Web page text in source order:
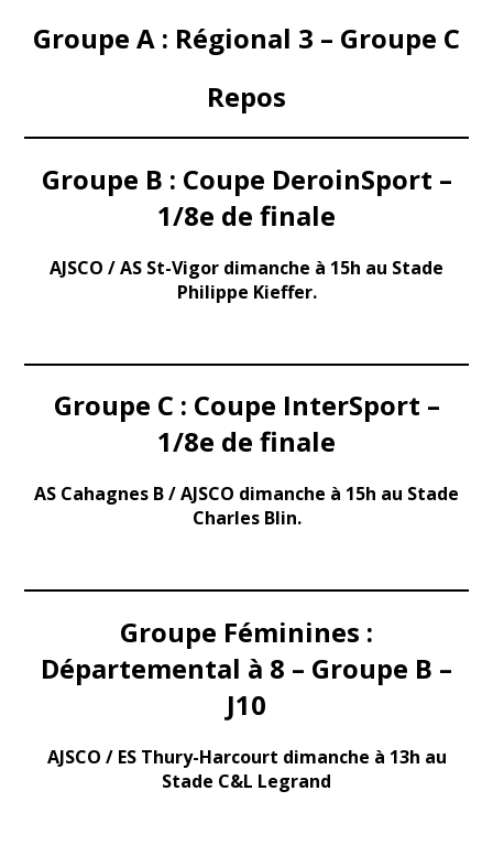
Groupe A : Régional 3 – Groupe C
Repos
Groupe B : Coupe DeroinSport –
1/8e de finale
AJSCO / AS St-Vigor dimanche à 15h au Stade
Philippe Kieffer.
Groupe C : Coupe InterSport –
1/8e de finale
AS Cahagnes B / AJSCO dimanche à 15h au Stade
Charles Blin.
Groupe Féminines :
Départemental à 8 – Groupe B –
J10
AJSCO / ES Thury-Harcourt dimanche à 13h au
Stade C&L Legrand